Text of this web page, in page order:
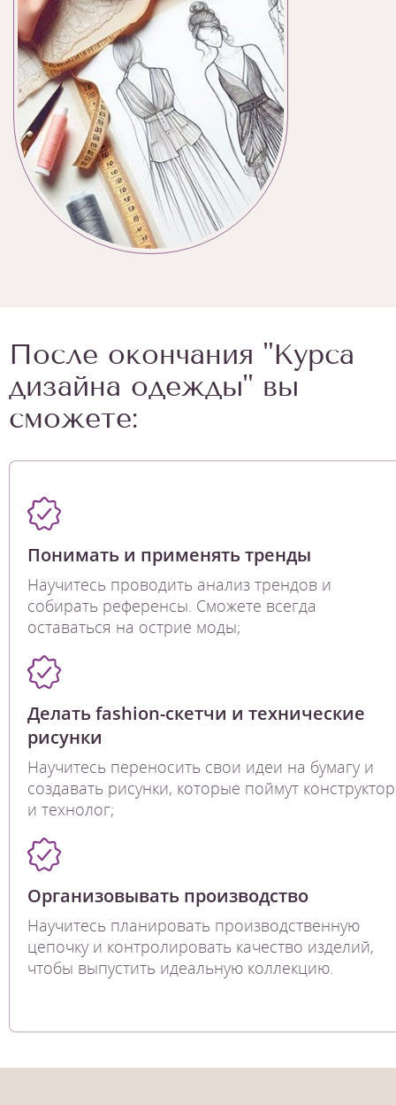
После окончания "Курса
дизайна одежды" вы
сможете:
Понимать и применять тренды
Научитесь проводить анализ трендов и
собирать референсы. Сможете всегда
оставаться на острие моды;
Делать fashion-скетчи и технические
рисунки
Научитесь переносить свои идеи на бумагу и
создавать рисунки, которые поймут конструктор
и технолог;
Организовывать производство
Научитесь планировать производственную
цепочку и контролировать качество изделий,
чтобы выпустить идеальную коллекцию.